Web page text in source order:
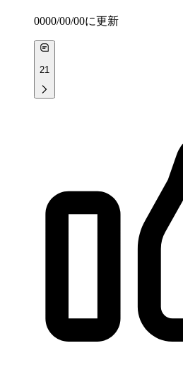
0000/00/00に更新
21